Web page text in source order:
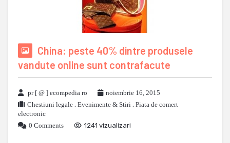
China: peste 40% dintre produsele
vandute online sunt contrafacute
pr [ @ ] ecompedia ro
noiembrie 16, 2015
Chestiuni legale , Evenimente & Stiri , Piata de comert
electronic
0 Comments
1241 vizualizari